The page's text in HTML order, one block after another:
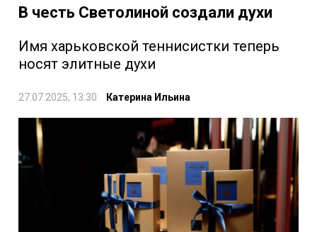
В честь Светолиной создали духи
Имя харьковской теннисистки теперь
носят элитные духи
27.07.2025, 13:30 Катерина Ильина